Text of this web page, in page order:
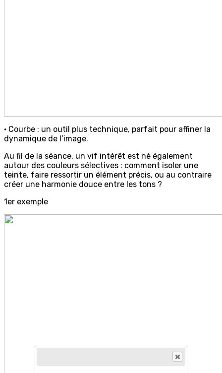
• Courbe : un outil plus technique, parfait pour affiner la
dynamique de l’image.
Au fil de la séance, un vif intérêt est né également
autour des couleurs sélectives : comment isoler une
teinte, faire ressortir un élément précis, ou au contraire
créer une harmonie douce entre les tons ?
1er exemple